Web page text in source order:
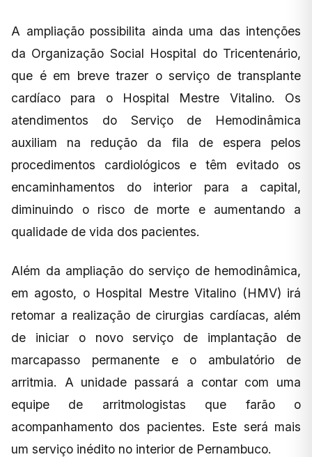
A ampliação possibilita ainda uma das intenções
da Organização Social Hospital do Tricentenário,
que é em breve trazer o serviço de transplante
cardíaco para o Hospital Mestre Vitalino. Os
atendimentos do Serviço de Hemodinâmica
auxiliam na redução da fila de espera pelos
procedimentos cardiológicos e têm evitado os
encaminhamentos do interior para a capital,
diminuindo o risco de morte e aumentando a
qualidade de vida dos pacientes.
Além da ampliação do serviço de hemodinâmica,
em agosto, o Hospital Mestre Vitalino (HMV) irá
retomar a realização de cirurgias cardíacas, além
de iniciar o novo serviço de implantação de
marcapasso permanente e o ambulatório de
arritmia. A unidade passará a contar com uma
equipe de arritmologistas que farão o
acompanhamento dos pacientes. Este será mais
um serviço inédito no interior de Pernambuco.